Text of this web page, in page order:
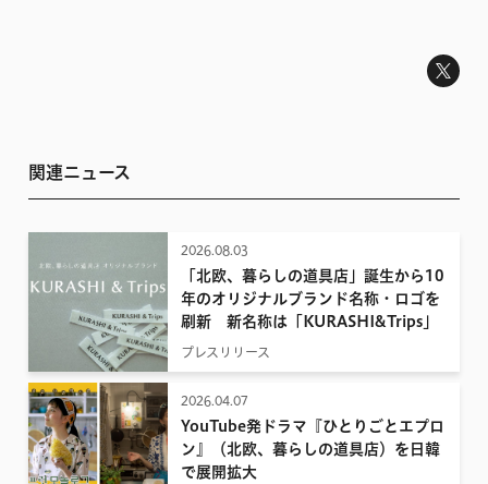
関連ニュース
2026.08.03
「北欧、暮らしの道具店」誕生から10
年のオリジナルブランド名称・ロゴを
刷新 新名称は「KURASHI&Trips」
プレスリリース
2026.04.07
YouTube発ドラマ『ひとりごとエプロ
ン』（北欧、暮らしの道具店）を日韓
で展開拡大